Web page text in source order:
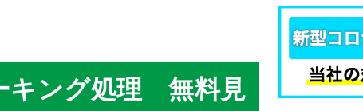
ング処理 無料見